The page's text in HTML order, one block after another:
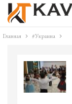
Главная #Украина